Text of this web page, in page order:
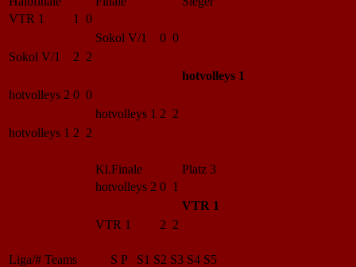
VTR 1
1 0
Sokol V/1
0 0
Sokol V/1
2 2
hotvolleys 1
hotvolleys 2 0 0
hotvolleys 1 2 2
hotvolleys 1 2 2
Kl.Finale
Platz 3
hotvolleys 2 0 1
VTR 1
VTR 1
2 2
Liga/# Teams S P S1 S2 S3 S4 S5